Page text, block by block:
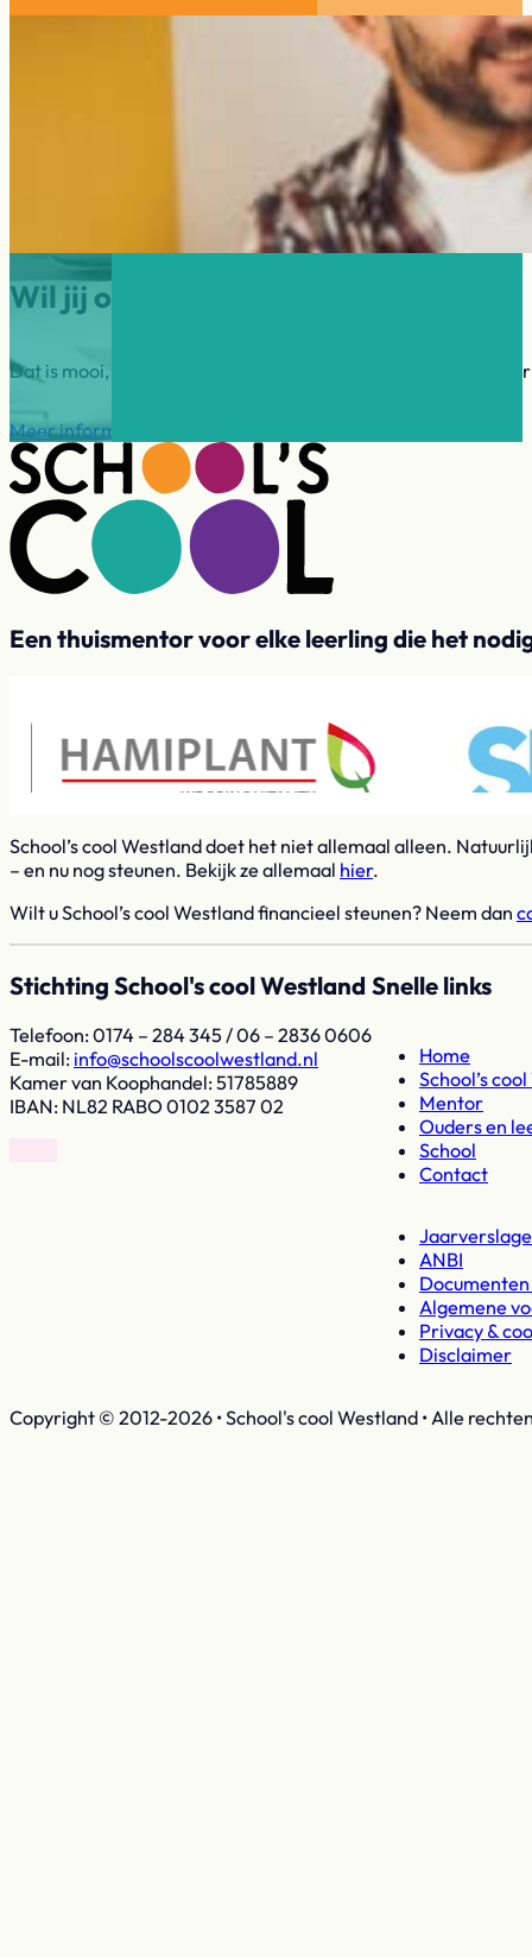
Wil jij ook mentor worden?
Dat is mooi, want School’s cool Westland zoekt mentoren
Meer informatie
Een thuismentor voor elke leerling die het
School’s cool Westland doet het niet allemaal alleen.
– en nu nog steunen. Bekijk ze allemaal hier.
Wilt u School’s cool Westland financieel steunen? Neem dan
Stichting School's cool Westland
Telefoon: 0174 – 284 345 / 06 – 2836 0606
E-mail: ln.dnaltsewloocsloohcs@ofni
Kamer van Koophandel: 51785889
IBAN: NL82 RABO 0102 3587 02
Snelle links
Home
School’s
Mentor
Ouders en
School
Contact
ANBI
Algemene
Privacy &
Disclaimer
Copyright © 2012-2026 • School's cool Westland • Alle